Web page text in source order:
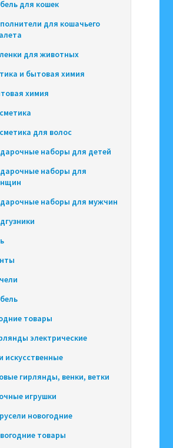
для кошек
для кошачьего
для животных
и бытовая химия
химия
для волос
наборы для детей
наборы для
наборы для мужчин
товары
электрические
искусственные
гирлянды, венки, ветки
игрушки
новогодние
товары